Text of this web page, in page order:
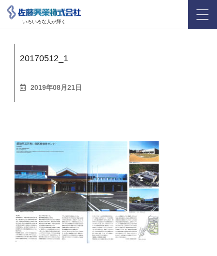
いろいろな人が輝く
20170512_1
2019年08月21日